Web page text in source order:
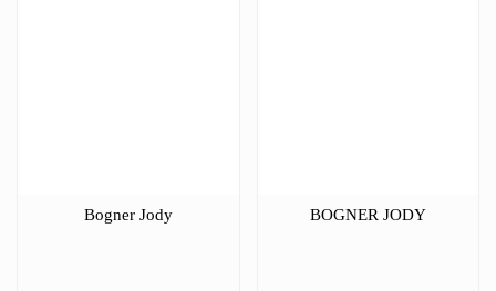
Bogner Jody BOGNER JODY